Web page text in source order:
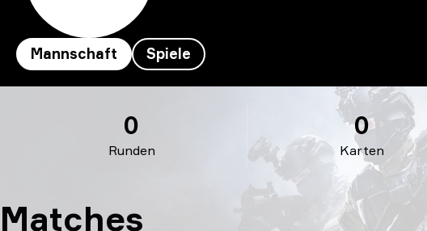
Mannschaft Spiele
Runden
0
Karten
0
Matches